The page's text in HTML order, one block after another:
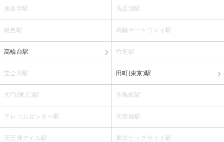
泉岳寺駅 洗足池駅
雑色駅 高輪ゲートウェイ駅
高輪台駅 竹芝駅
立会川駅 田町(東京)駅
大門(東京)駅 千鳥町駅
テレコムセンター駅 天空橋駅
天王洲アイル駅 東京ビッグサイト駅